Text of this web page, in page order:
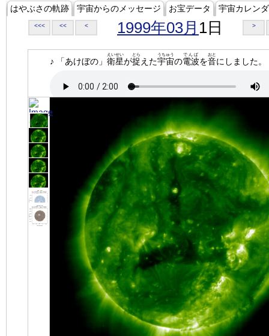
はやぶさの軌跡 宇宙からのメッセージ お宝データ 宇宙カレン
<<< << < 1999年03月 1日 >
♪ 「あけぼの」 衛星
えいせい
が捉
とら
えた宇宙
うちゅう
の電波
でんぱ
を音
おと
にしました。